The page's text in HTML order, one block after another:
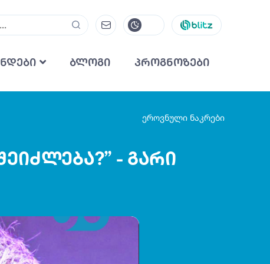
ბლოგი პროგნოზები
ეროვნული ნაკრები
- გარი